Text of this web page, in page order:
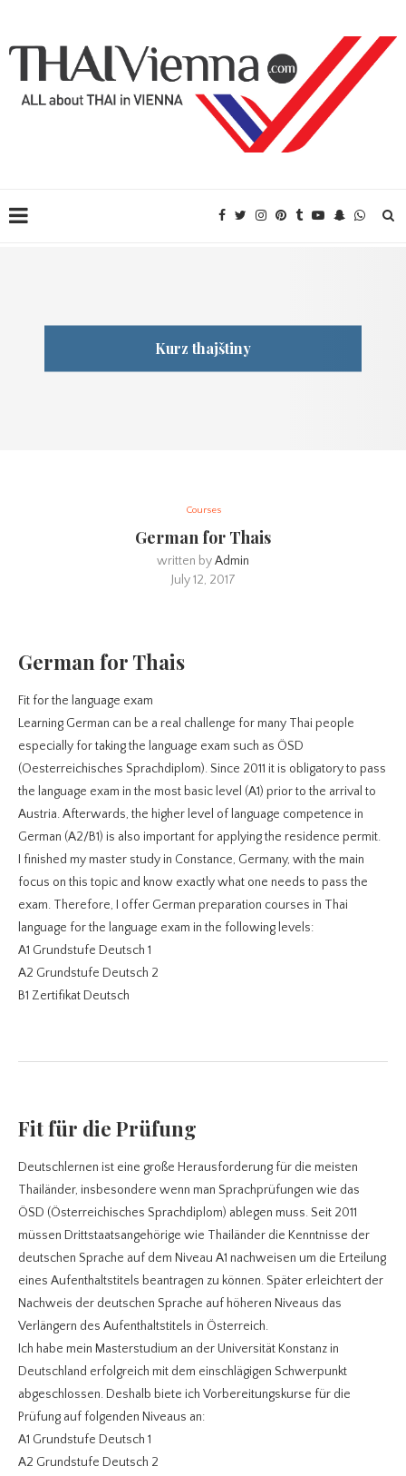
Courses
German for Thais
written byAdmin
July 12, 2017
German for Thais
Fit for the language exam
Learning German can be a real challenge for many Thai people
especially for taking the language exam such as ÖSD
(Oesterreichisches Sprachdiplom). Since 2011 it is obligatory to pass
the language exam in the most basic level (A1) prior to the arrival to
Austria. Afterwards, the higher level of language competence in
German (A2/B1) is also important for applying the residence permit.
I finished my master study in Constance, Germany, with the main
focus on this topic and know exactly what one needs to pass the
exam. Therefore, I offer German preparation courses in Thai
language for the language exam in the following levels:
A1 Grundstufe Deutsch 1
A2 Grundstufe Deutsch 2
B1 Zertifikat Deutsch
Fit für die Prüfung
Deutschlernen ist eine große Herausforderung für die meisten
Thailänder, insbesondere wenn man Sprachprüfungen wie das
ÖSD (Österreichisches Sprachdiplom) ablegen muss. Seit 2011
müssen Drittstaatsangehörige wie Thailänder die Kenntnisse der
deutschen Sprache auf dem Niveau A1 nachweisen um die Erteilung
eines Aufenthaltstitels beantragen zu können. Später erleichtert der
Nachweis der deutschen Sprache auf höheren Niveaus das
Verlängern des Aufenthaltstitels in Österreich.
Ich habe mein Masterstudium an der Universität Konstanz in
Deutschland erfolgreich mit dem einschlägigen Schwerpunkt
abgeschlossen. Deshalb biete ich Vorbereitungskurse für die
Prüfung auf folgenden Niveaus an:
A1 Grundstufe Deutsch 1
A2 Grundstufe Deutsch 2